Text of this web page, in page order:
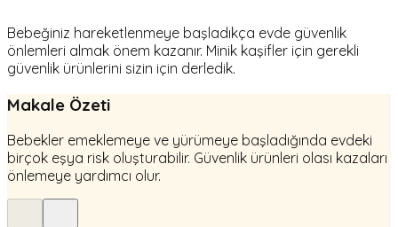
Bebeğiniz hareketlenmeye başladıkça evde güvenlik
önlemleri almak önem kazanır. Minik kaşifler için gerekli
güvenlik ürünlerini sizin için derledik.
Makale Özeti
Bebekler emeklemeye ve yürümeye başladığında evdeki
birçok eşya risk oluşturabilir. Güvenlik ürünleri olası kazaları
önlemeye yardımcı olur.